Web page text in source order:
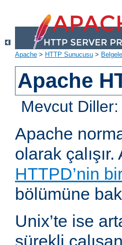
Apache > HTTP Sunucusu >
Apache
Mevcut Diller:
Apache
olarak çalışır.
HTTPD’nin
bölümüne
Unix’te ise
sürekli